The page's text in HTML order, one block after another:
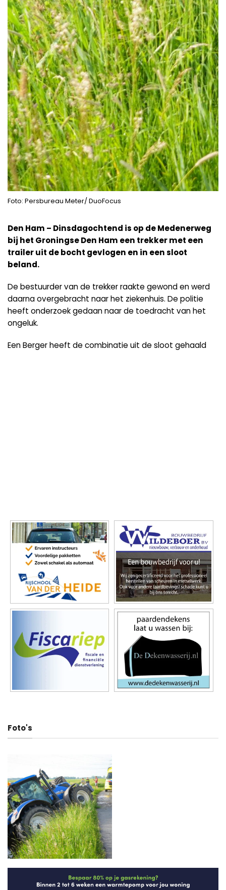
Foto: Persbureau Meter/ DuoFocus
Den Ham – Dinsdagochtend is op de Medenerweg
bij het Groningse Den Ham een trekker met een
trailer uit de bocht gevlogen en in een sloot
beland.
De bestuurder van de trekker raakte gewond en werd
daarna overgebracht naar het ziekenhuis. De politie
heeft onderzoek gedaan naar de toedracht van het
ongeluk.
Een Berger heeft de combinatie uit de sloot gehaald
Foto's